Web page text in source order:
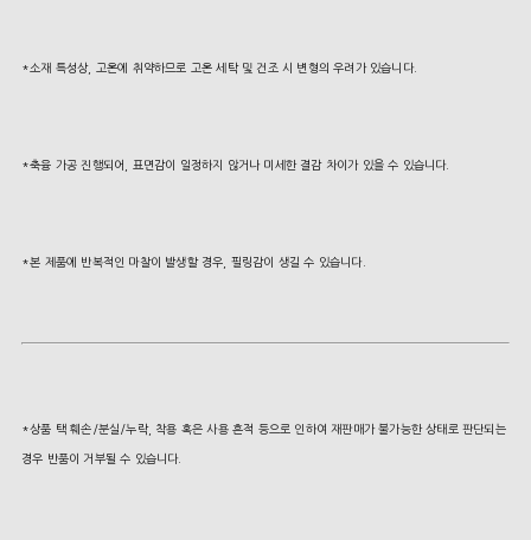
*소재 특성상, 고온에 취약하므로 고온 세탁 및 건조 시 변형의 우려가 있습니다.
*축융 가공 진행되어, 표면감이 일정하지 않거나 미세한 결감 차이가 있을 수 있습니다.
*본 제품에 반복적인 마찰이 발생할 경우, 필링감이 생길 수 있습니다.
*상품 택 훼손/분실/누락, 착용 혹은 사용 흔적 등으로 인하여 재판매가 불가능한 상태로 판단되는
경우 반품이 거부될 수 있습니다.